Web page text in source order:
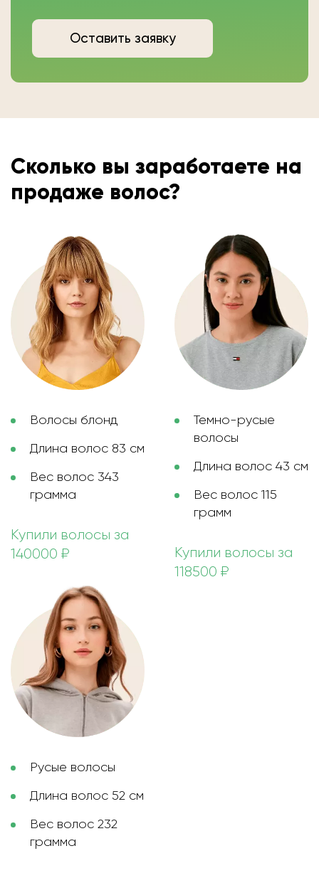
Оставить заявку
Сколько вы заработаете на
продаже волос?
Волосы блонд
Длина волос 83 см
Вес волос 343
грамма
Купили волосы за
140000 ₽
Темно-русые
волосы
Длина волос 43 см
Вес волос 115
грамм
Купили волосы за
118500 ₽
Русые волосы
Длина волос 52 см
Вес волос 232
грамма